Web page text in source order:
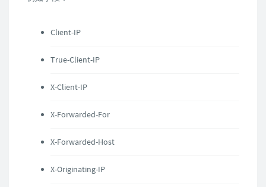
Client-IP
True-Client-IP
X-Client-IP
X-Forwarded-For
X-Forwarded-Host
X-Originating-IP